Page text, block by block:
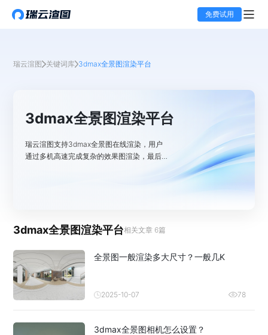
免费试用
瑞云渲图 关键词库 3dmax全景图渲染平台
3dmax全景图渲染平台
瑞云渲图支持3dmax全景图在线渲染，用户
通过多机高速完成复杂的效果图渲染，最后在
3dmax全景图渲染平台相关文章 6篇
全景图一般渲染多大尺寸？一般几K
2025-10-07 78
3dmax全景图相机怎么设置？